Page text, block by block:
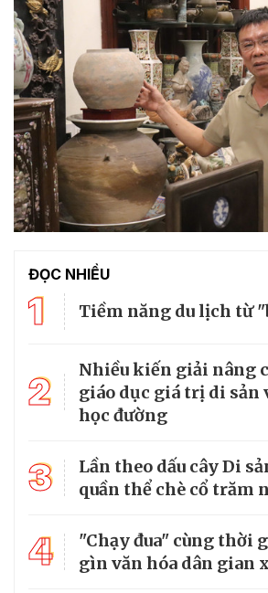
ĐỌC NHIỀU
1 Tiềm năng du lịch từ
2
Nhiều kiến giải nâng
giáo dục giá trị di sản
học đường
3
Lần theo dấu cây Di
quần thể chè cổ trăm
4
"Chạy đua" cùng thời
gìn văn hóa dân gian